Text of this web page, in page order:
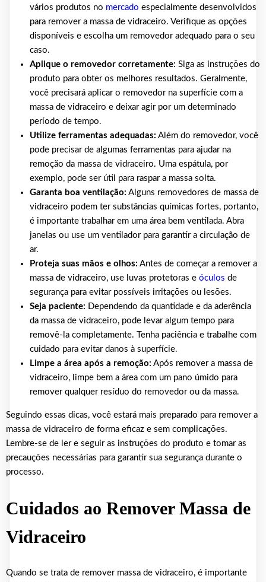
vários produtos no mercado especialmente desenvolvidos
para remover a massa de vidraceiro. Verifique as opções
disponíveis e escolha um removedor adequado para o seu
caso.
Aplique o removedor corretamente: Siga as instruções do
produto para obter os melhores resultados. Geralmente,
você precisará aplicar o removedor na superfície com a
massa de vidraceiro e deixar agir por um determinado
período de tempo.
Utilize ferramentas adequadas: Além do removedor, você
pode precisar de algumas ferramentas para ajudar na
remoção da massa de vidraceiro. Uma espátula, por
exemplo, pode ser útil para raspar a massa solta.
Garanta boa ventilação: Alguns removedores de massa de
vidraceiro podem ter substâncias químicas fortes, portanto,
é importante trabalhar em uma área bem ventilada. Abra
janelas ou use um ventilador para garantir a circulação de
ar.
Proteja suas mãos e olhos: Antes de começar a remover a
massa de vidraceiro, use luvas protetoras e óculos de
segurança para evitar possíveis irritações ou lesões.
Seja paciente: Dependendo da quantidade e da aderência
da massa de vidraceiro, pode levar algum tempo para
removê-la completamente. Tenha paciência e trabalhe com
cuidado para evitar danos à superfície.
Limpe a área após a remoção: Após remover a massa de
vidraceiro, limpe bem a área com um pano úmido para
remover qualquer resíduo do removedor ou da massa.
Seguindo essas dicas, você estará mais preparado para remover a
massa de vidraceiro de forma eficaz e sem complicações.
Lembre-se de ler e seguir as instruções do produto e tomar as
precauções necessárias para garantir sua segurança durante o
processo.
Cuidados ao Remover Massa de
Vidraceiro
Quando se trata de remover massa de vidraceiro, é importante